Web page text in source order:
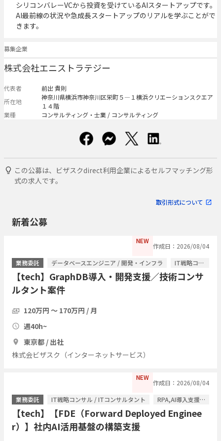
シリコンバレーVCから投資を受けているAIスタートアップです。
AI最前線の状況や急成長スタートアップのリアルを学ぶことがで
きます。
募集企業
株式会社エニストラテジー
代表者
前出 貴則
所在地
神奈川県横浜市神奈川区栄町５―１横浜クリエーションスクエア
１４階
業種
コンサルティング・士業 / コンサルティング
この公募は、ビザスクdirect利用企業によるセルフマッチング形
式の求人です。
取引形式について
新着公募
NEW
作成日：2026/08/04
業務委託
データベースエンジニア / 開発・インフラ IT戦略コンサル / ITコンサルタント
【tech】GraphDB導入・開発支援／技術コンサ
ルタント案件
120万円 〜 170万円 / 月
週40h~
東京都 / 出社
株式会ビザスク（インターネットサービス）
NEW
作成日：2026/08/04
業務委託
IT戦略コンサル / ITコンサルタント RPA,AI導入支援コンサル / ITコンサルタント
【tech】【FDE（Forward Deployed Enginee
r）】社内AI活用基盤の構築支援